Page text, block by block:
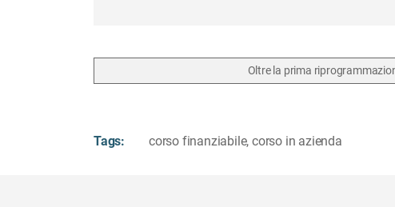
Oltre la prima
Tags: corso finanziabile,corso in azienda